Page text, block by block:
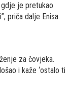
gdje je pretukao
priča dalje Enisa.
za čovjeka.
i kaže ‘ostalo ti